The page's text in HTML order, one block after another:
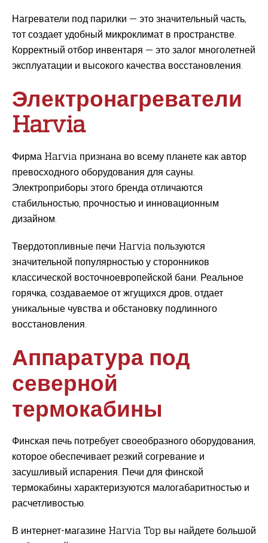
Нагреватели под парилки — это значительный часть,
тот создает удобный микроклимат в пространстве.
Корректный отбор инвентаря — это залог многолетней
эксплуатации и высокого качества восстановления.
Электронагреватели
Harvia
Фирма Harvia признана во всему планете как автор
превосходного оборудования для сауны.
Электроприборы этого бренда отличаются
стабильностью, прочностью и инновационным
дизайном.
Твердотопливные печи Harvia пользуются
значительной популярностью у сторонников
классической восточноевропейской бани. Реальное
горячка, создаваемое от жгущихся дров, отдает
уникальные чувства и обстановку подлинного
восстановления.
Аппаратура под
северной
термокабины
Финская печь потребует своеобразного оборудования,
которое обеспечивает резкий согревание и
засушливый испарения. Печи для финской
термокабины характеризуются малогабаритностью и
расчетливостью.
В интернет-магазине Harvia Top вы найдете большой